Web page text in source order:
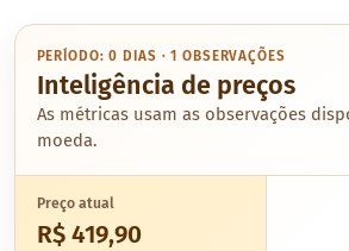
PERÍODO: 0 DIAS · 1 OBSERVAÇÕES
Inteligência de preços
As métricas usam as observações
moeda.
Preço atual
R$ 419,90